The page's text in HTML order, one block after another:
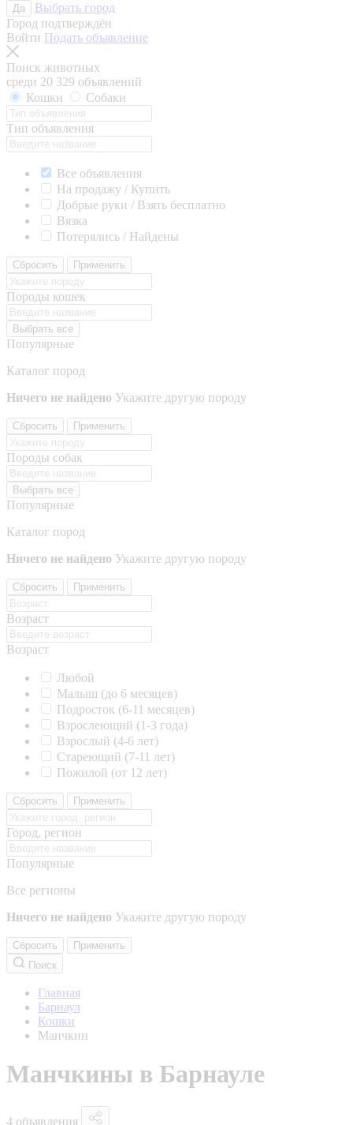
Да
Выбрать город
Город подтверждён
Войти Подать объявление
Поиск животных
среди 20 329 объявлений
Кошки
Собаки
Тип объявления
Все объявления
На продажу / Купить
Добрые руки / Взять бесплатно
Вязка
Потерялись / Найдены
Сбросить Применить
Породы кошек
Выбрать все
Популярные
Каталог пород
Ничего не найдено Укажите другую породу
Сбросить Применить
Породы собак
Выбрать все
Популярные
Каталог пород
Ничего не найдено Укажите другую породу
Сбросить Применить
Возраст
Возраст
Любой
Малыш (до 6 месяцев)
Подросток (6-11 месяцев)
Взрослеющий (1-3 года)
Взрослый (4-6 лет)
Стареющий (7-11 лет)
Пожилой (от 12 лет)
Сбросить Применить
Город, регион
Популярные
Все регионы
Ничего не найдено Укажите другую породу
Сбросить
Применить
Поиск
Главная
Барнаул
Кошки
Манчкин
Манчкины в Барнауле
4 объявления